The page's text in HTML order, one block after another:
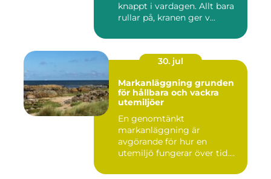
knappt i vardagen. Allt bara
rullar på, kranen ger v...
30. jul
Markanläggning grunden
för hållbara och vackra
utemiljöer
En genomtänkt
markanläggning är
avgörande för hur en
utemiljö fungerar över tid.